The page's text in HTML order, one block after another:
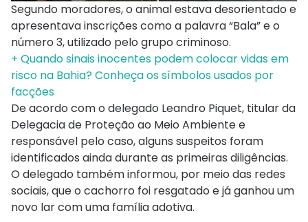
Segundo moradores, o animal estava desorientado e
apresentava inscrições como a palavra “Bala” e o
número 3, utilizado pelo grupo criminoso.
+ Quando sinais inocentes podem colocar vidas em
risco na Bahia? Conheça os símbolos usados por
facções
De acordo com o delegado Leandro Piquet, titular da
Delegacia de Proteção ao Meio Ambiente e
responsável pelo caso, alguns suspeitos foram
identificados ainda durante as primeiras diligências.
O delegado também informou, por meio das redes
sociais, que o cachorro foi resgatado e já ganhou um
novo lar com uma família adotiva.